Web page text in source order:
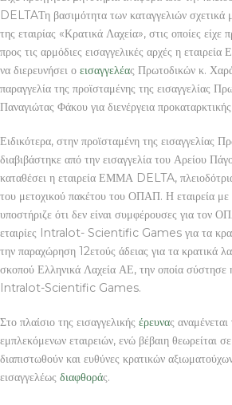
DELTAΤη βασιμότητα των καταγγελιών σχετικά
της εταιρίας «Κρατικά Λαχεία», στις οποίες είχε
προς τις αρμόδιες εισαγγελικές αρχές η
να διερευνήσει ο εισαγγελέας Πρωτοδικών κ.
παραγγελία της προϊσταμένης της εισαγγελίας
Παναγιώτας Φάκου για διενέργεια προκαταρκτικής
Ειδικότερα, στην προϊσταμένη της εισαγγελίας
διαβιβάστηκε από την εισαγγελία του Αρείου
καταθέσει η εταιρεία ΕΜΜΑ DELTA,
του μετοχικού πακέτου του ΟΠΑΠ. Η εταιρεία με
υποστήριζε ότι δεν είναι συμφέρουσες για τον
εταιρίες Intralot- Scientific Games για τα
την παραχώρηση 12ετούς άδειας για τα κρατικά
σκοπού Ελληνικά Λαχεία ΑΕ, την οποία
Intralot-Scientific Games.
Στο πλαίσιο της εισαγγελικής έρευνας
εμπλεκόμενων εταιρειών, ενώ βέβαιη θεωρείται
διαπιστωθούν και ευθύνες κρατικών
εισαγγελέως διαφθοράς.